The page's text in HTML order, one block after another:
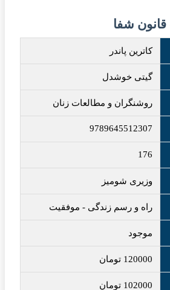
شفا
کاترین پاندر
گیتی خوشدل
روشنگران و مطالعات زنان
9789645512307
176
وزیری شومیز
راه و رسم زندگی - موفقیت
موجود
120000 تومان
102000 تومان